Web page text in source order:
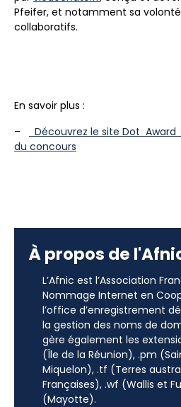
Pfeifer, et notamment sa volonté
collaboratifs.
En savoir plus :
–
Découvrez le site Dot
du concours
À propos de
L’Afnic est l’Association
Nommage Internet en
l’office d’enregistrement
la gestion des noms de
gère également les
(Île de la Réunion), .pm
Miquelon), .tf (Terres
Françaises), .wf (Wallis et
(Mayotte).